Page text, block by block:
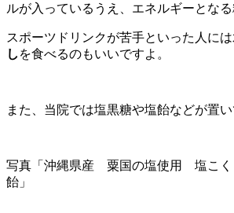
ルが入っているうえ、エネルギーとなる
スポーツドリンクが苦手といった人に
し を食べるのもいいですよ。
また、当院では塩黒糖や塩飴などが置い
写真「沖縄県産 粟国の塩使用 塩こく
飴」